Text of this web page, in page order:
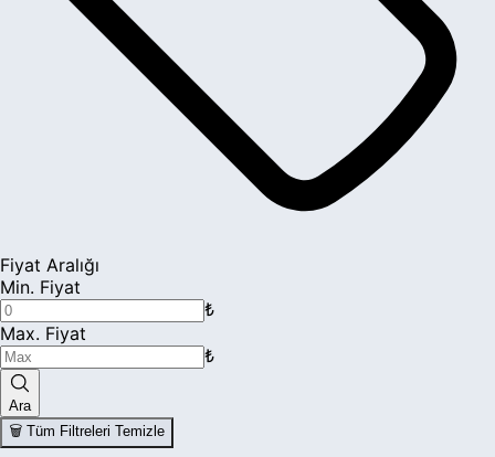
Fiyat Aralığı
Min. Fiyat
₺
Max. Fiyat
₺
Ara
🗑️ Tüm Filtreleri Temizle